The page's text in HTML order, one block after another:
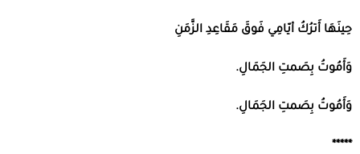
حِينَهَا أَترُكُ أيّامِي فَوقَ مَقَاعِدِ الزَّمَنِ
وَأَمُوتُ بِصَمتِ الجَمَالِ.
وَأَمُوتُ بِصَمتِ الجَمَالِ.
*****